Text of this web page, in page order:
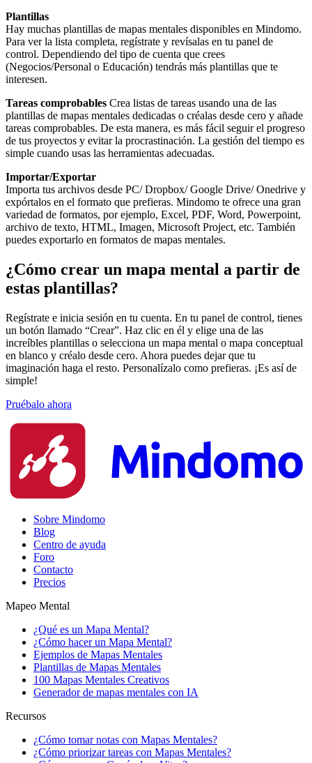
Plantillas
Hay muchas plantillas de mapas mentales disponibles en Mindomo.
Para ver la lista completa, regístrate y revísalas en tu panel de
control. Dependiendo del tipo de cuenta que crees
(Negocios/Personal o Educación) tendrás más plantillas que te
interesen.
Tareas comprobables Crea listas de tareas usando una de las
plantillas de mapas mentales dedicadas o créalas desde cero y añade
tareas comprobables. De esta manera, es más fácil seguir el progreso
de tus proyectos y evitar la procrastinación. La gestión del tiempo es
simple cuando usas las herramientas adecuadas.
Importar/Exportar
Importa tus archivos desde PC/ Dropbox/ Google Drive/ Onedrive y
expórtalos en el formato que prefieras. Mindomo te ofrece una gran
variedad de formatos, por ejemplo, Excel, PDF, Word, Powerpoint,
archivo de texto, HTML, Imagen, Microsoft Project, etc. También
puedes exportarlo en formatos de mapas mentales.
¿Cómo crear un mapa mental a partir de
estas plantillas?
Regístrate e inicia sesión en tu cuenta. En tu panel de control, tienes
un botón llamado “Crear”. Haz clic en él y elige una de las
increíbles plantillas o selecciona un mapa mental o mapa conceptual
en blanco y créalo desde cero. Ahora puedes dejar que tu
imaginación haga el resto. Personalízalo como prefieras. ¡Es así de
simple!
Pruébalo ahora
Sobre Mindomo
Blog
Centro de ayuda
Foro
Contacto
Precios
Mapeo Mental
¿Qué es un Mapa Mental?
¿Cómo hacer un Mapa Mental?
Ejemplos de Mapas Mentales
Plantillas de Mapas Mentales
100 Mapas Mentales Creativos
Generador de mapas mentales con IA
Recursos
¿Cómo tomar notas con Mapas Mentales?
¿Cómo priorizar tareas con Mapas Mentales?